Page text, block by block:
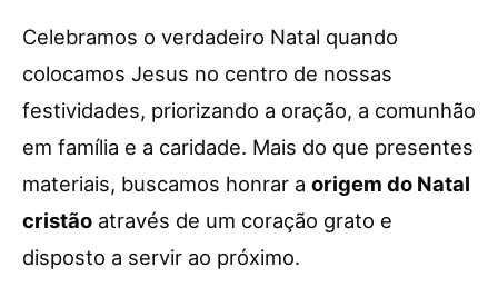
Celebramos o verdadeiro Natal quando
colocamos Jesus no centro de nossas
festividades, priorizando a oração, a comunhão
em família e a caridade. Mais do que presentes
materiais, buscamos honrar a origem do Natal
cristão através de um coração grato e
disposto a servir ao próximo.